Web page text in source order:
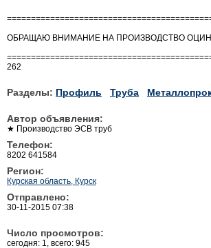
ОБРАЩАЮ ВНИМАНИЕ НА ПРОИЗВОДСТВО
262
Разделы: Профиль Труба
Автор объявления:
★ Производство ЭСВ труб
Телефон:
8202 641584
Регион:
Курская область, Курск
Отправлено:
30-11-2015 07:38
Число просмотров:
сегодня: 1, всего: 945